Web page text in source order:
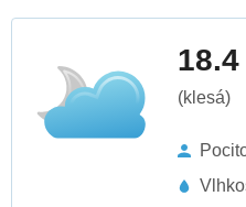
18.4
(klesá)